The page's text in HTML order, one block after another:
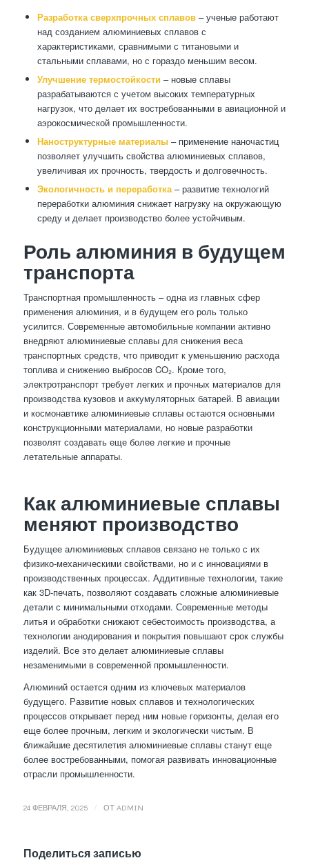
Разработка сверхпрочных сплавов– ученые работают
над созданием алюминиевых сплавов с
характеристиками, сравнимыми с титановыми и
стальными сплавами, но с гораздо меньшим весом.
Улучшение термостойкости – новые сплавы
разрабатываются с учетом высоких температурных
нагрузок, что делает их востребованными в авиационной и
аэрокосмической промышленности.
Наноструктурные материалы– применение наночастиц
позволяет улучшить свойства алюминиевых сплавов,
увеличивая их прочность, твердость и долговечность.
Экологичность и переработка– развитие технологий
переработки алюминия снижает нагрузку на окружающую
среду и делает производство более устойчивым.
Роль алюминия в будущем
транспорта
Транспортная промышленность – одна из главных сфер
применения алюминия, и в будущем его роль только
усилится. Современные автомобильные компании активно
внедряют алюминиевые сплавы для снижения веса
транспортных средств, что приводит к уменьшению расхода
топлива и снижению выбросов CO₂. Кроме того,
электротранспорт требует легких и прочных материалов для
производства кузовов и аккумуляторных батарей. В авиации
и космонавтике алюминиевые сплавы остаются основными
конструкционными материалами, но новые разработки
позволят создавать еще более легкие и прочные
летательные аппараты.
Как алюминиевые сплавы
меняют производство
Будущее алюминиевых сплавов связано не только с их
физико-механическими свойствами, но и с инновациями в
производственных процессах. Аддитивные технологии, такие
как 3D-печать, позволяют создавать сложные алюминиевые
детали с минимальными отходами. Современные методы
литья и обработки снижают себестоимость производства, а
технологии анодирования и покрытия повышают срок службы
изделий. Все это делает алюминиевые сплавы
незаменимыми в современной промышленности.
Алюминий остается одним из ключевых материалов
будущего. Развитие новых сплавов и технологических
процессов открывает перед ним новые горизонты, делая его
еще более прочным, легким и экологически чистым. В
ближайшие десятилетия алюминиевые сплавы станут еще
более востребованными, помогая развивать инновационные
отрасли промышленности.
24 ФЕВРАЛЯ, 2025 ОТ ADMIN
Поделиться записью